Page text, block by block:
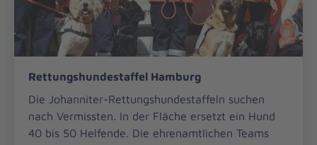
Rettungshundestaffel Hamburg
Die Johanniter-Rettungshundestaffeln suchen
nach Vermissten. In der Fläche ersetzt ein Hund
40 bis 50 Helfende. Die ehrenamtlichen Teams
Hamburg